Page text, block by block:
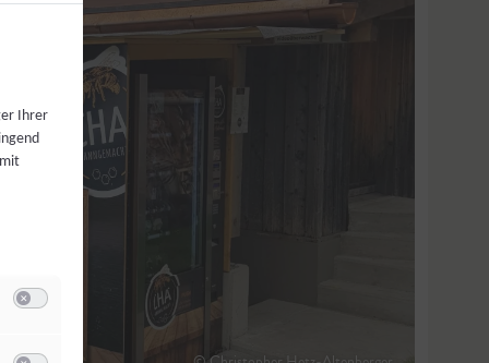
Ihrer
Switch zum Einwilligen bzw. Ablehnen der Kategorie Analyse / Statistik